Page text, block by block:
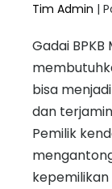
Tim Admin |
Gadai
bisa
dan
Pemilik